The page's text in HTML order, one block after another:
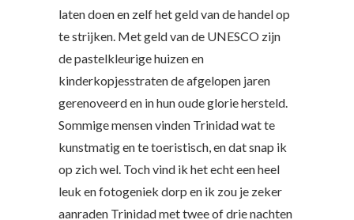
laten doen en zelf het geld van de handel op
te strijken. Met geld van de UNESCO zijn
de pastelkleurige huizen en
kinderkopjesstraten de afgelopen jaren
gerenoveerd en in hun oude glorie hersteld.
Sommige mensen vinden Trinidad wat te
kunstmatig en te toeristisch, en dat snap ik
op zich wel. Toch vind ik het echt een heel
leuk en fotogeniek dorp en ik zou je zeker
aanraden Trinidad met twee of drie nachten